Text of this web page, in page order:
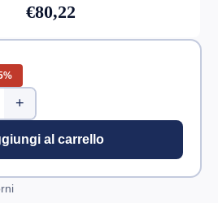
€80,22
+
al carrello